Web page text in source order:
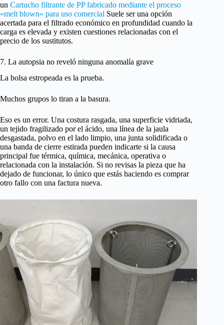
un Cartucho filtrante de PP fabricado mediante el proceso
«melt blown» para uso comercial Suele ser una opción
acertada para el filtrado económico en profundidad cuando la
carga es elevada y existen cuestiones relacionadas con el
precio de los sustitutos.
7. La autopsia no reveló ninguna anomalía grave
La bolsa estropeada es la prueba.
Muchos grupos lo tiran a la basura.
Eso es un error. Una costura rasgada, una superficie vidriada,
un tejido fragilizado por el ácido, una línea de la jaula
desgastada, polvo en el lado limpio, una junta solidificada o
una banda de cierre estirada pueden indicarte si la causa
principal fue térmica, química, mecánica, operativa o
relacionada con la instalación. Si no revisas la pieza que ha
dejado de funcionar, lo único que estás haciendo es comprar
otro fallo con una factura nueva.